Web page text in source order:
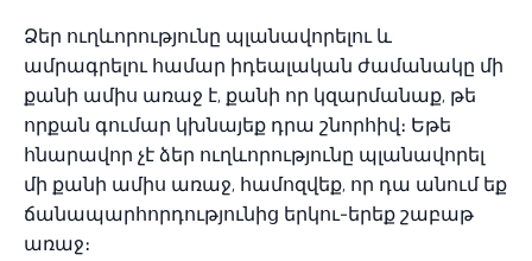
Ձեր ուղևորությունը պլանավորելու և
ամրագրելու համար իդեալական ժամանակը մի
քանի ամիս առաջ է, քանի որ կզարմանաք, թե
որքան գումար կխնայեք դրա շնորհիվ։ Եթե
հնարավոր չէ ձեր ուղևորությունը պլանավորել
մի քանի ամիս առաջ, համոզվեք, որ դա անում եք
ճանապարհորդությունից երկու-երեք շաբաթ
առաջ։